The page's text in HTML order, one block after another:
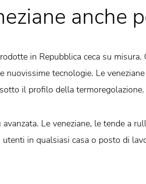
anche
in Repubblica ceca su
nuovissime tecnologie. Le
il profilo della termoregolazione.
Le veneziane, le tende a
in qualsiasi casa o posto di